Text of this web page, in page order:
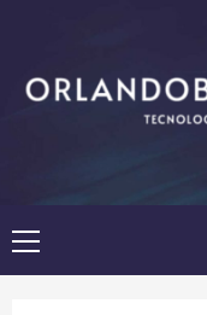
content
Primary
Menu